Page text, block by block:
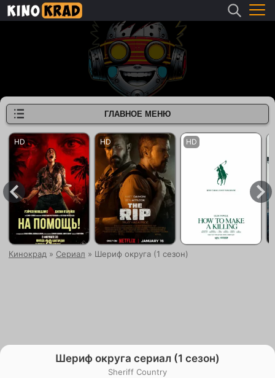
Кинокрад » Сериал » Шериф округа (1 сезон)
Шериф округа сериал (1 сезон)
Sheriff Country
ГЛАВНОЕ МЕНЮ